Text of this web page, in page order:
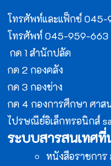
โทรศัพท์และแฟ็กซ์
โทรศัพท์ 045-959-663
กด 1 สำนักปลัด
กด 2 กองคลัง
กด 3 กองช่าง
กด 4 กองการศึกษา ศา
ไปรษณีย์อิเล็กทรอนิกส์
ระบบสารสนเทศที่
หนังสือราชการ